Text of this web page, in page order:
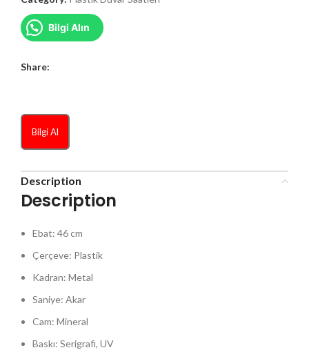
Bilgi Alın
Share:
Bilgi Al
Description
Description
Ebat: 46 cm
Çerçeve: Plastik
Kadran: Metal
Saniye: Akar
Cam: Mineral
Baskı: Serigrafi, UV